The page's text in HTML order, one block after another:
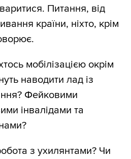
Питання, від
країни, ніхто, крім
мобілізацією окрім
наводити лад із
Фейковими
інвалідами та
з ухилянтами? Чи